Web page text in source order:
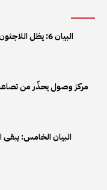
البيان 6: يظل
مركز وصول يحذّر من
البيان الخامس: يبقى